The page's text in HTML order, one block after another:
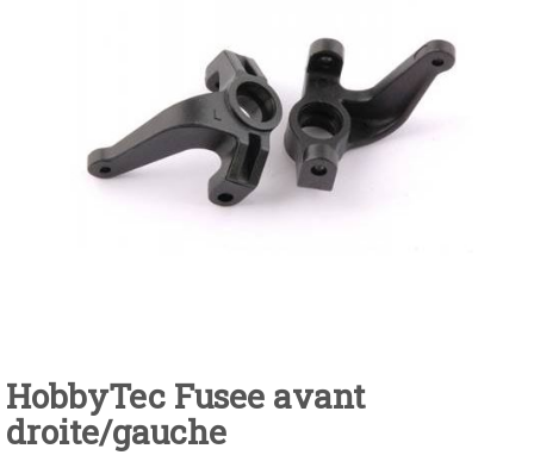
HobbyTec Fusee avant
droite/gauche